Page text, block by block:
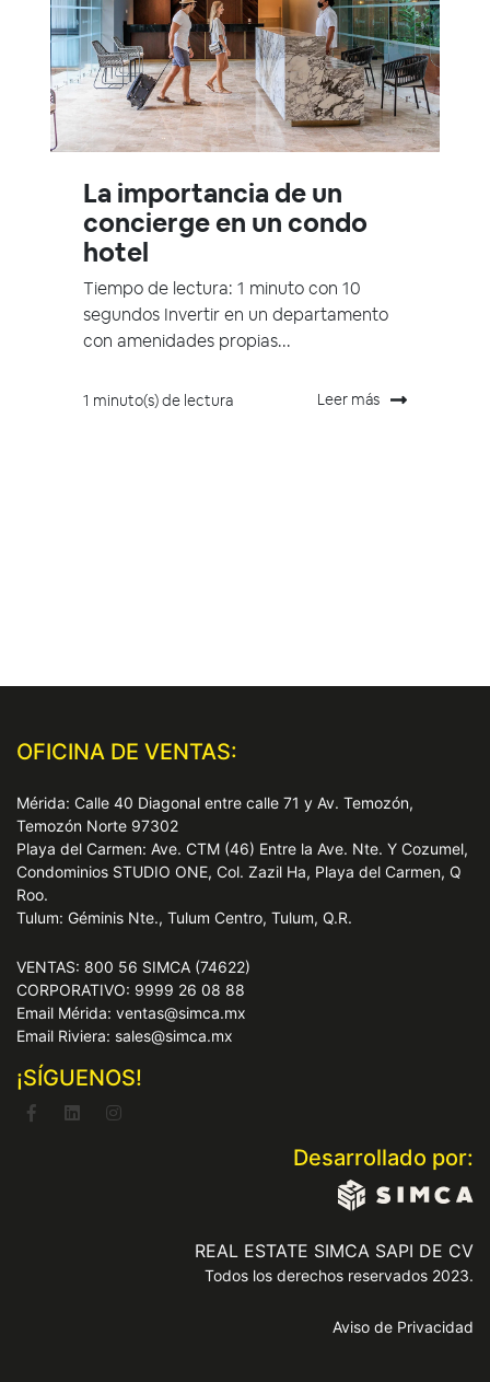
La importancia de un
concierge en un condo
hotel
Tiempo de lectura: 1 minuto con 10
segundos Invertir en un departamento
con amenidades propias...
1 minuto(s) de lectura Leer más
OFICINA DE VENTAS:
Mérida: Calle 40 Diagonal entre calle 71 y Av. Temozón,
Temozón Norte 97302
Playa del Carmen: Ave. CTM (46) Entre la Ave. Nte. Y Cozumel,
Condominios STUDIO ONE, Col. Zazil Ha, Playa del Carmen, Q
Roo.
Tulum: Géminis Nte., Tulum Centro, Tulum, Q.R.
VENTAS: 800 56 SIMCA (74622)
CORPORATIVO: 9999 26 08 88
Email Mérida: ventas@simca.mx
Email Riviera: sales@simca.mx
¡SÍGUENOS!
Desarrollado por:
REAL ESTATE SIMCA SAPI DE CV
Todos los derechos reservados 2023.
Aviso de Privacidad